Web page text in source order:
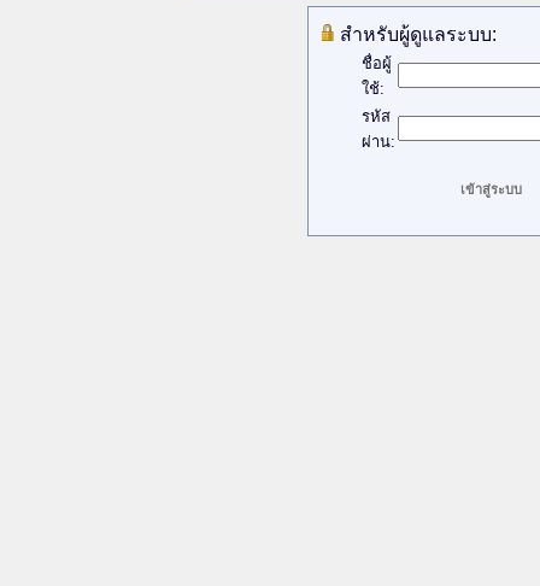
สำหรับผู้ดูแลระบบ:
ชื่อผู้
ใช้:
รหัส
ผ่าน: